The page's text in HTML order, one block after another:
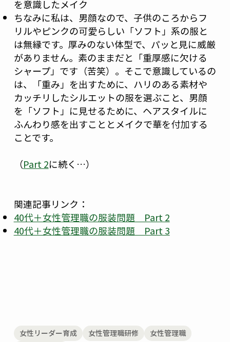
女性リーダー育成 女性管理職研修
女性管理職
を意識したメイク
ちなみに私は、男顔なので、子供のころからフ
リルやピンクの可愛らしい「ソフト」系の服と
は無縁です。厚みのない体型で、パッと見に威厳
がありません。素のままだと「重厚感に欠ける
シャープ」です（苦笑）。そこで意識しているの
は、「重み」を出すために、ハリのある素材や
カッチリしたシルエットの服を選ぶこと、男顔
を「ソフト」に見せるために、ヘアスタイルに
ふんわり感を出すこととメイクで華を付加する
ことです。
（Part 2に続く…）
関連記事リンク：
40代＋女性管理職の服装問題 Part 2
40代＋女性管理職の服装問題 Part 3